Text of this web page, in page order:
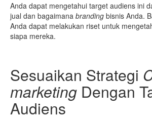
Anda dapat mengetahui target audiens ini
jual dan bagaimana branding bisnis Anda.
Anda dapat melakukan riset untuk
siapa mereka.
Sesuaikan Strategi
marketing Dengan
Audiens